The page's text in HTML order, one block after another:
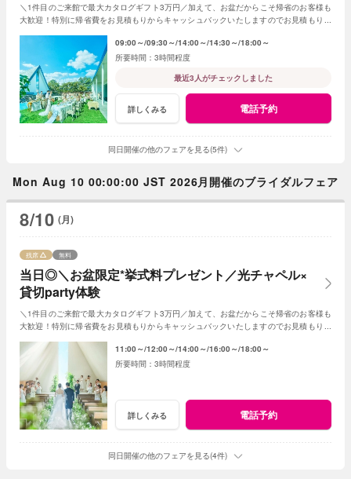
＼1件目のご来館で最大カタログギフト3万円／加えて、お盆だからこそ帰省のお客様も
大歓迎！特別に帰省費をお見積もりからキャッシュバックいたしますのでお見積もり作
09:00～ 09:30～ 14:00～ 14:30～ 18:00～
3時間程度
最近3人がチェックしました
詳しくみる 電話予約
同日開催の他のフェアを見る(5件)
Mon Aug 10 00:00:00 JST 2026月開催のブライダルフェア
8/10 (月)
当日◎＼お盆限定*挙式料プレゼント／光チャペル×
貸切party体験
残席 無料
＼1件目のご来館で最大カタログギフト3万円／加えて、お盆だからこそ帰省のお客様も
大歓迎！特別に帰省費をお見積もりからキャッシュバックいたしますのでお見積もり作
11:00～ 12:00～ 14:00～ 16:00～ 18:00～
3時間程度
詳しくみる 電話予約
同日開催の他のフェアを見る(4件)